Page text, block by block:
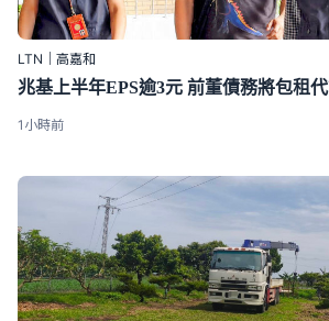
LTN｜高嘉和
兆基上半年EPS逾3元 前董債務將包租
1小時前